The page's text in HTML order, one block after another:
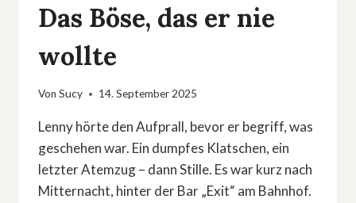
Das Böse, das er nie
wollte
Von Sucy 14. September 2025
Lenny hörte den Aufprall, bevor er begriff, was
geschehen war. Ein dumpfes Klatschen, ein
letzter Atemzug – dann Stille. Es war kurz nach
Mitternacht, hinter der Bar „Exit“ am Bahnhof.